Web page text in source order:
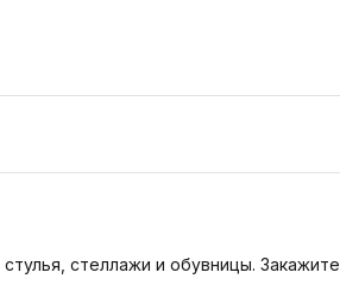
стеллажи и обувницы. Закажите